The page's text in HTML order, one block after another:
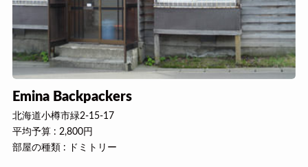
Emina Backpackers
北海道小樽市緑2-15-17
平均予算 : 2,800円
部屋の種類 : ドミトリー